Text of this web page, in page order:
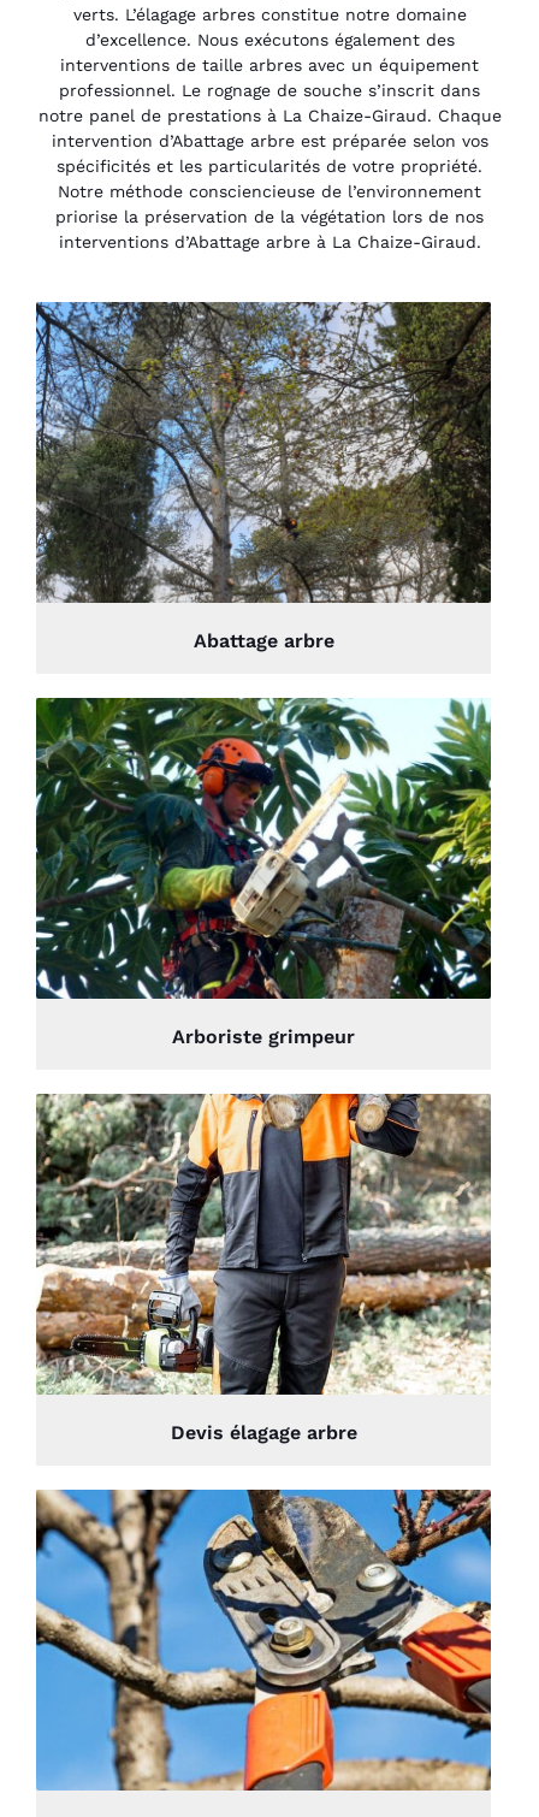
verts. L’élagage arbres constitue notre domaine
d’excellence. Nous exécutons également des
interventions de taille arbres avec un équipement
professionnel. Le rognage de souche s’inscrit dans
notre panel de prestations à La Chaize-Giraud. Chaque
intervention d’Abattage arbre est préparée selon vos
spécificités et les particularités de votre propriété.
Notre méthode consciencieuse de l’environnement
priorise la préservation de la végétation lors de nos
interventions d’Abattage arbre à La Chaize-Giraud.
Abattage arbre
Arboriste grimpeur
Devis élagage arbre